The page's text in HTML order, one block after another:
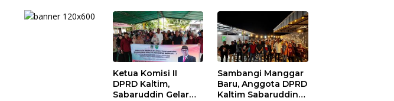
Ketua Komisi II
DPRD Kaltim,
Sabaruddin Gelar
Sambangi Manggar
Baru, Anggota DPRD
Kaltim Sabaruddin